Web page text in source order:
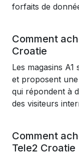
forfaits de
Comment
Croatie
Les magasins
et proposent
qui répondent à
des visiteurs
Comment
Tele2 Croatie